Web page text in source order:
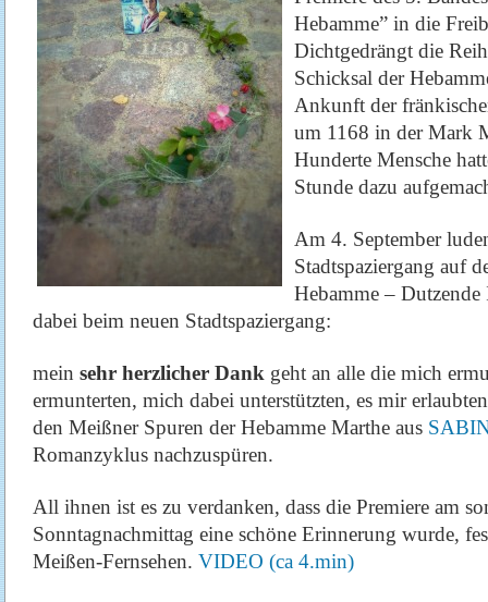
Hebamme” in die
Dichtgedrängt die
Schicksal der
Ankunft der
um 1168 in der Mark
Hunderte Mensche
Stunde dazu
Am 4. September
Stadtspaziergang auf
Hebamme – Dutzende
dabei beim neuen Stadtspaziergang:
mein sehr herzlicher Dank geht an alle die mich
ermunterten, mich dabei unterstützten, es mir
den Meißner Spuren der Hebamme Marthe aus
Romanzyklus nachzuspüren.
All ihnen ist es zu verdanken, dass die Premiere am
Sonntagnachmittag eine schöne Erinnerung wurde,
Meißen-Fernsehen. VIDEO (ca 4.min)